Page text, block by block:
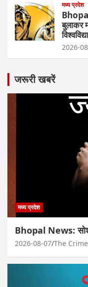
मध्य प्रदेश
बुलाकर
2026-
जरूरी खबरें
मध्य प्रदेश
Bhopal News:
2026-08-07 The